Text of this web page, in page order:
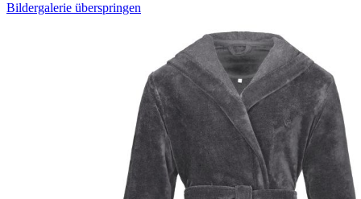
Bildergalerie überspringen